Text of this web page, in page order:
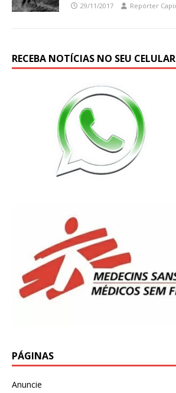
29/11/2017 Repórter
RECEBA NOTÍCIAS NO SEU CELULAR
PÁGINAS
Anuncie